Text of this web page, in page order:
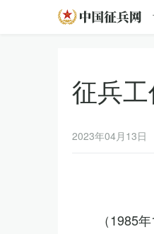
征兵
2023年04月13日
（1985